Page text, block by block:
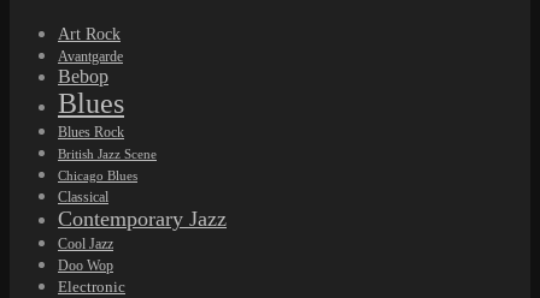
Art Rock
Avantgarde
Bebop
Blues
Blues Rock
British Jazz Scene
Chicago Blues
Classical
Contemporary Jazz
Cool Jazz
Doo Wop
Electronic